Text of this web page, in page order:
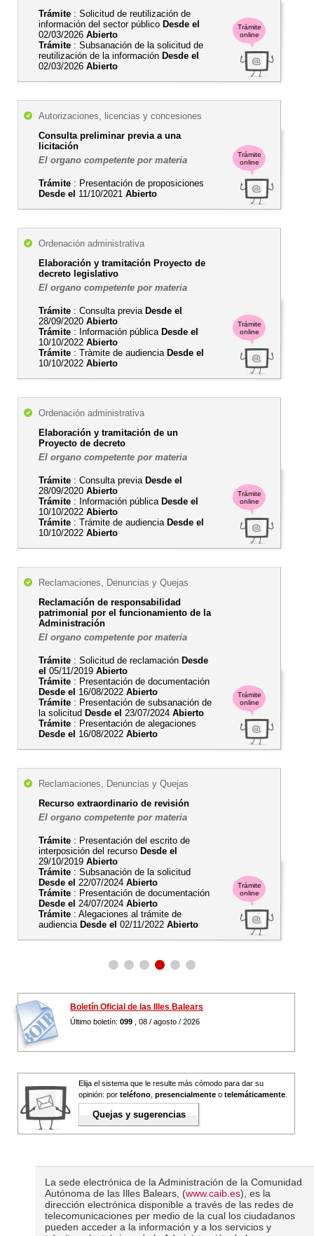
Trámite
online
Trámite : Solicitud de reutilización de
información del sector público Desde el
02/03/2026 Abierto
Trámite : Subsanación de la solicitud de
reutilización de la información Desde el
02/03/2026 Abierto
Trámite
online
Autorizaciones, licencias y concesiones
Consulta preliminar previa a una
licitación
El organo competente por materia
Trámite : Presentación de proposiciones
Desde el 11/10/2021 Abierto
Trámite
online
Ordenación administrativa
Elaboración y tramitación Proyecto de
decreto legislativo
El organo competente por materia
Trámite : Consulta previa Desde el
28/09/2020 Abierto
Trámite : Información pública Desde el
10/10/2022 Abierto
Trámite : Tràmite de audiencia Desde el
10/10/2022 Abierto
Trámite
online
Ordenación administrativa
Elaboración y tramitación de un
Proyecto de decreto
El organo competente por materia
Trámite : Consulta previa Desde el
28/09/2020 Abierto
Trámite : Información pública Desde el
10/10/2022 Abierto
Trámite : Trámite de audiencia Desde el
10/10/2022 Abierto
Trámite
online
Reclamaciones, Denuncias y Quejas
Reclamación de responsabilidad
patrimonial por el funcionamiento de la
Administración
El organo competente por materia
Trámite : Solicitud de reclamación Desde
el 05/11/2019 Abierto
Trámite : Presentación de documentación
Desde el 16/08/2022 Abierto
Trámite : Presentación de subsanación de
la solicitud Desde el 23/07/2024 Abierto
Trámite : Presentación de alegaciones
Desde el 16/08/2022 Abierto
Trámite
online
Reclamaciones, Denuncias y Quejas
Recurso extraordinario de revisión
El organo competente por materia
Trámite : Presentación del escrito de
interposición del recurso Desde el
29/10/2019 Abierto
Trámite : Subsanación de la solicitud
Desde el 22/07/2024 Abierto
Trámite : Presentación de documentación
Desde el 24/07/2024 Abierto
Trámite : Alegaciones al trámite de
audiencia Desde el 02/11/2022 Abierto
Boletín Oficial de las Illes Balears
Último boletín: 099 , 08 / agosto / 2026
Elija el sistema que le resulte más cómodo para dar su
opinión: por teléfono presencialmente o telemáticamente
Quejas y sugerencias
La sede electrónica de la Administración de la Comunidad
Autónoma de las Illes Balears, (www.caib.es), es la
dirección electrónica disponible a través de las redes de
telecomunicaciones per medio de la cual los ciudadanos
pueden acceder a la información y a los servicios y